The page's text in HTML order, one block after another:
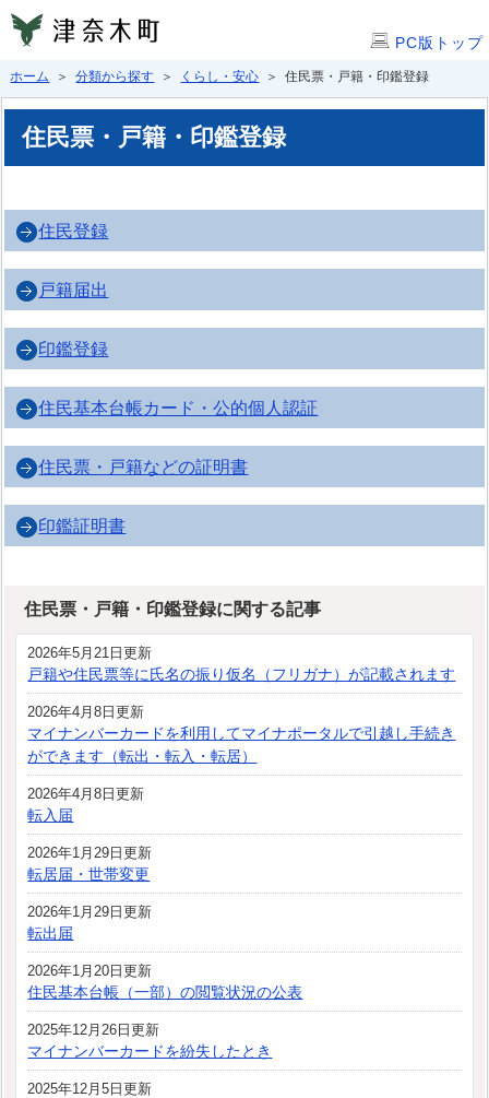
PC版トップ
ホーム ＞分類から探す ＞ くらし・安心 ＞ 住民票・戸籍・印鑑登録
住民票・戸籍・印鑑登録
住民登録
戸籍届出
印鑑登録
住民基本台帳カード・公的個人認証
住民票・戸籍などの証明書
印鑑証明書
住民票・戸籍・印鑑登録に関する記事
2026年5月21日更新
戸籍や住民票等に氏名の振り仮名（フリガナ）が記載されます
2026年4月8日更新
マイナンバーカードを利用してマイナポータルで引越し手続き
ができます（転出・転入・転居）
2026年4月8日更新
転入届
2026年1月29日更新
転居届・世帯変更
2026年1月29日更新
転出届
2026年1月20日更新
住民基本台帳（一部）の閲覧状況の公表
2025年12月26日更新
マイナンバーカードを紛失したとき
2025年12月5日更新